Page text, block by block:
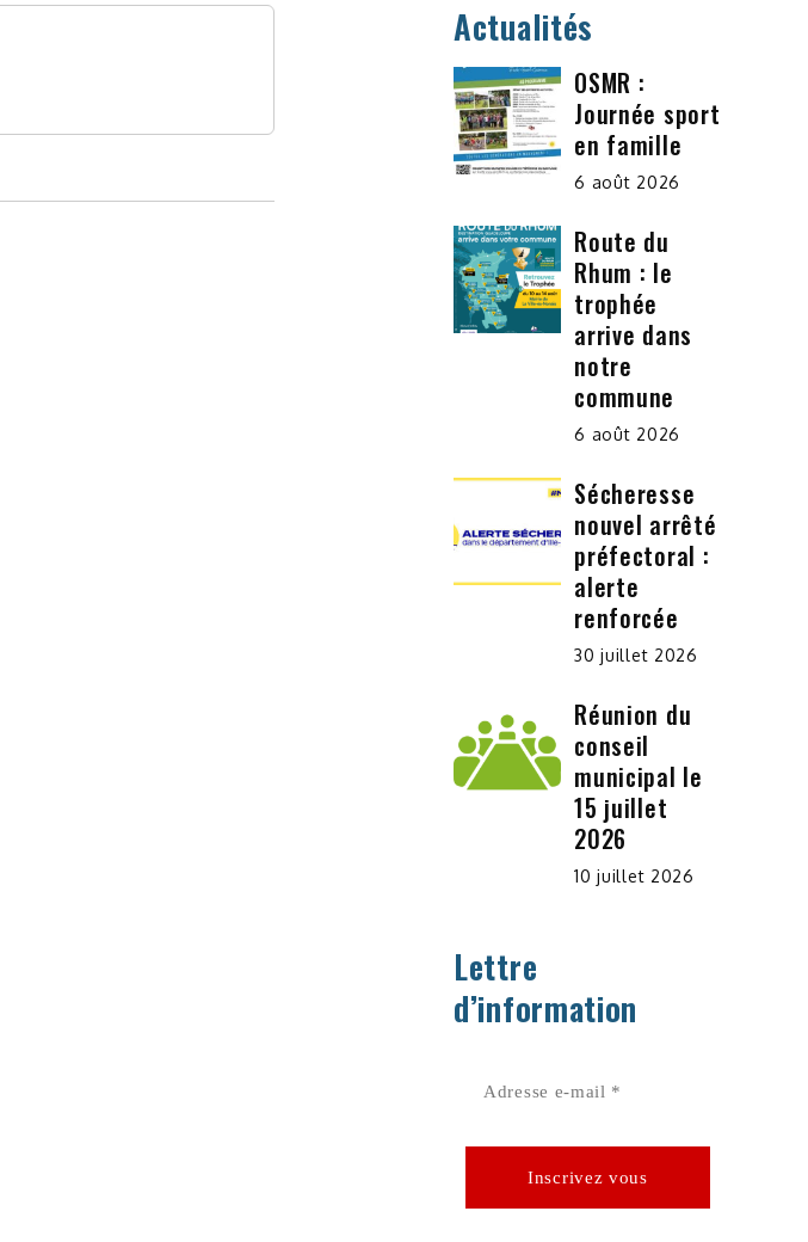
Actualités
OSMR :
Journée sport
en famille
6 août 2026
Route du
Rhum : le
trophée
arrive dans
notre
commune
6 août 2026
Sécheresse
nouvel arrêté
préfectoral :
alerte
renforcée
30 juillet 2026
Réunion du
conseil
municipal le
15 juillet
2026
10 juillet 2026
Lettre
d’information